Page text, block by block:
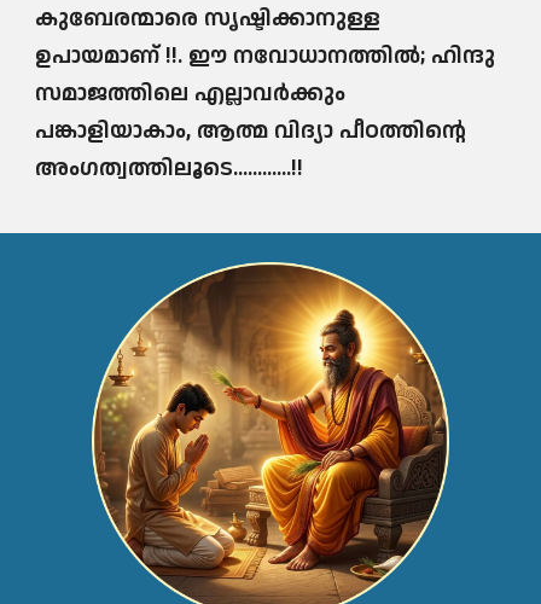
കുബേരന്മാരെ സൃഷ്ടിക്കാനുള്ള
ഉപായമാണ് !!. ഈ നവോധാനത്തിൽ; ഹിന്ദു
സമാജത്തിലെ എല്ലാവർക്കും
പങ്കാളിയാകാം, ആത്മ വിദ്യാ പീഠത്തിൻ്റെ
അംഗത്വത്തിലൂടെ............!!